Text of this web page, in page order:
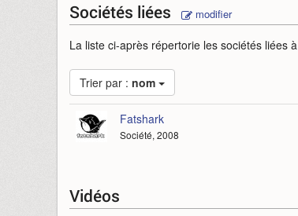
Sociétés liées modifier
La liste ci-après répertorie les sociétés liées à
Trier par : nom
Fatshark
Société, 2008
Vidéos